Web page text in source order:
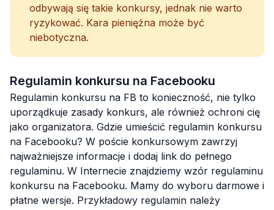
odbywają się takie konkursy, jednak nie warto
ryzykować. Kara pieniężna może być
niebotyczna.
Regulamin konkursu na Facebooku
Regulamin konkursu na FB to konieczność, nie tylko
uporządkuje zasady konkurs, ale również ochroni cię
jako organizatora. Gdzie umieścić regulamin konkursu
na Facebooku? W poście konkursowym zawrzyj
najważniejsze informacje i dodaj link do pełnego
regulaminu. W Internecie znajdziemy wzór regulaminu
konkursu na Facebooku. Mamy do wyboru darmowe i
płatne wersje. Przykładowy regulamin należy